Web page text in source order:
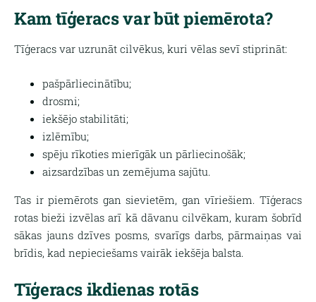
Kam tīģeracs var būt piemērota?
Tīģeracs var uzrunāt cilvēkus, kuri vēlas sevī stiprināt:
pašpārliecinātību;
drosmi;
iekšējo stabilitāti;
izlēmību;
spēju rīkoties mierīgāk un pārliecinošāk;
aizsardzības un zemējuma sajūtu.
Tas ir piemērots gan sievietēm, gan vīriešiem. Tīģeracs
rotas bieži izvēlas arī kā dāvanu cilvēkam, kuram šobrīd
sākas jauns dzīves posms, svarīgs darbs, pārmaiņas vai
brīdis, kad nepieciešams vairāk iekšēja balsta.
Tīģeracs ikdienas rotās